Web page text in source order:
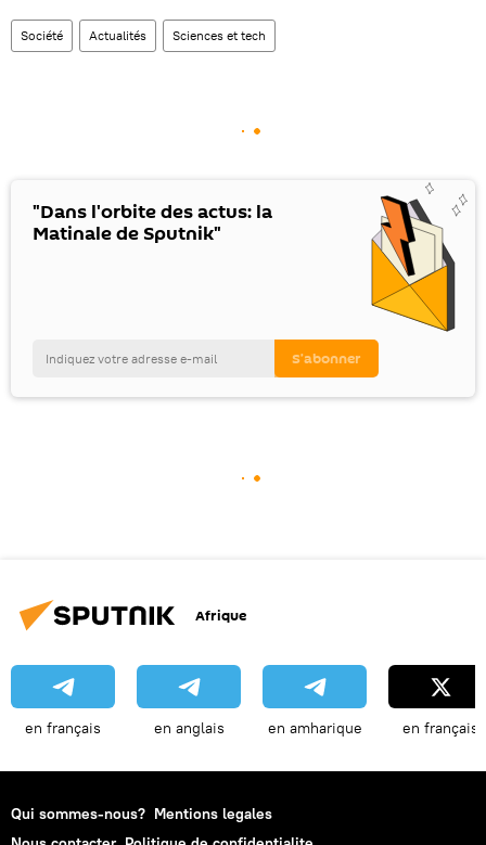
Société Actualités Sciences et tech
"Dans l'orbite des actus: la
Matinale de Sputnik"
Afrique
en français en anglais en amharique en français
Qui sommes-nous? Mentions legales